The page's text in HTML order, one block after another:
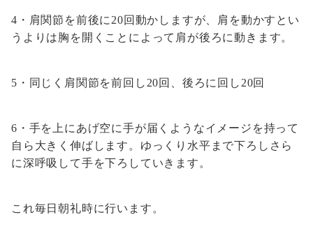
4・肩関節を前後に20回動かしますが、肩を動かすとい
うよりは胸を開くことによって肩が後ろに動きます。
5・同じく肩関節を前回し20回、後ろに回し20回
6・手を上にあげ空に手が届くようなイメージを持って
自ら大きく伸ばします。ゆっくり水平まで下ろしさら
に深呼吸して手を下ろしていきます。
これ毎日朝礼時に行います。